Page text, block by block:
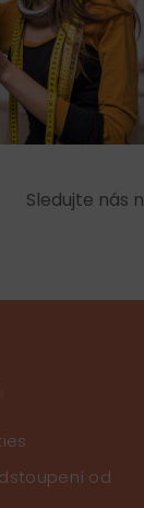
Sledujte nás
od